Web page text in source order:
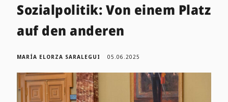
Sozialpolitik: Von einem Platz
auf den anderen
MARÍA ELORZA SARALEGUI 05.06.2025